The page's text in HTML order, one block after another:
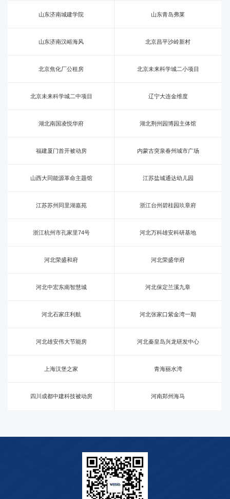
山东济南城建学院 山东青岛弗莱
山东济南汉峪海风 北京昌平沙岭新村
北京焦化厂公租房 北京未来科学城二小项目
北京未来科学城二中项目 辽宁大连金维度
湖北南国凌悦华府 湖北荆州园博园主体馆
福建厦门首开被动房 内蒙古突泉春州城市广场
山西大同能源革命主题馆 江苏盐城通达幼儿园
江苏苏州同里湖嘉苑 浙江台州碧桂园玖章府
浙江杭州市孔家里74号 河北万科雄安科研基地
河北荣盛和府 河北荣盛华府
河北中宏东南智慧城 河北保定兰溪九章
河北石家庄利航 河北张家口紫金湾一期
河北雄安伟大节能房 河北秦皇岛兴龙研发中心
上海汉堡之家 青海丽水湾
四川成都中建科技被动房 河南郑州海马